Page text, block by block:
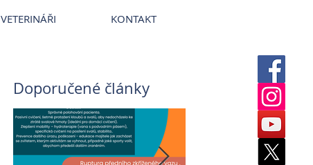
VETERINÁŘI KONTAKT
Doporučené články